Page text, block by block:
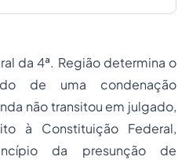
da 4ª. Região determina o
de uma condenação
não transitou em julgado,
à Constituição Federal,
da presunção de